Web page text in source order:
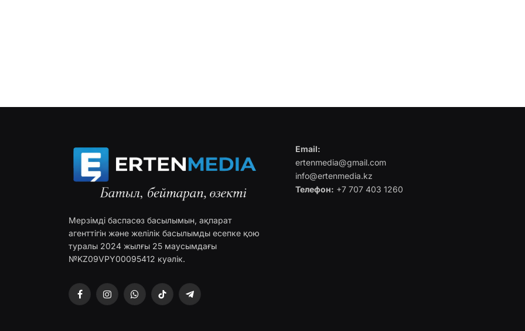
Мерзімді баспасөз басылымын, ақпарат
агенттігін және желілік басылымды есепке қою
туралы 2024 жылғы 25 маусымдағы
№KZ09VPY00095412 куәлік.
FacebookInstagramWhatsAppTikTok Telegram
Email:
ertenmedia@gmail.com
info@ertenmedia.kz
Телефон: +7 707 403 1260